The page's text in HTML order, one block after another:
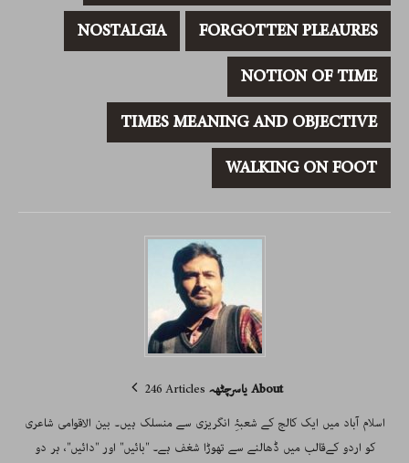
FORGOTTEN PLEAURES
NOSTALGIA
NOTION OF TIME
TIMES MEANING AND OBJECTIVE
WALKING ON FOOT
About یاسرچٹھہ
246 Articles
اسلام آباد میں ایک کالج کے شعبۂِ انگریزی سے منسلک ہیں۔ بین الاقوامی شاعری
کو اردو کےقالب میں ڈھالنے سے تھوڑا شغف ہے۔ "بائیں" اور "دائیں"، ہر دو